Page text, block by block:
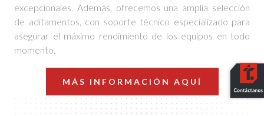
excepcionales. Además, ofrecemos una amplia selección
de aditamentos, con soporte técnico especializado para
asegurar el máximo rendimiento de los equipos en todo
momento.
MÁS INFORMACIÓN AQUÍ